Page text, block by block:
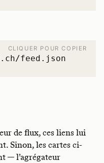
feed.json
CLIQUER POUR COPIER
de flux, ces liens lui
Sinon, les cartes ci-
— l’agrégateur